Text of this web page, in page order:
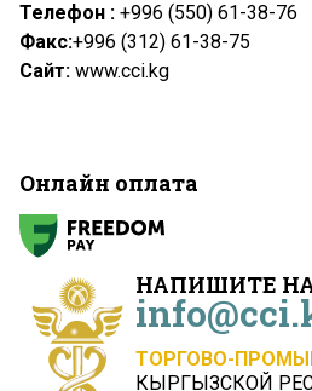
НАПИШИТЕ
ТОРГОВО-
КЫРГЫЗСКОЙ
Телефон : +996 (550) 61-38-76
Факс:+996 (312) 61-38-75
Сайт: www.cci.kg
Онлайн оплата